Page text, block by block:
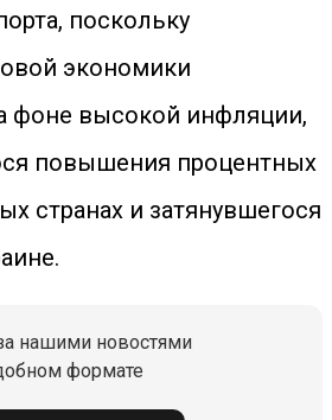
поскольку
экономики
фоне высокой инфляции,
повышения процентных
странах и затянувшегося
нашими новостями
формате